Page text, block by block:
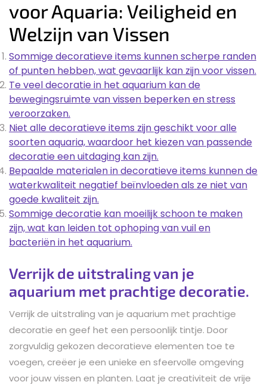
voor Aquaria: Veiligheid en
Welzijn van Vissen
Sommige decoratieve items kunnen scherpe randen
of punten hebben, wat gevaarlijk kan zijn voor vissen.
Te veel decoratie in het aquarium kan de
bewegingsruimte van vissen beperken en stress
veroorzaken.
Niet alle decoratieve items zijn geschikt voor alle
soorten aquaria, waardoor het kiezen van passende
decoratie een uitdaging kan zijn.
Bepaalde materialen in decoratieve items kunnen de
waterkwaliteit negatief beïnvloeden als ze niet van
goede kwaliteit zijn.
Sommige decoratie kan moeilijk schoon te maken
zijn, wat kan leiden tot ophoping van vuil en
bacteriën in het aquarium.
Verrijk de uitstraling van je
aquarium met prachtige decoratie.
Verrijk de uitstraling van je aquarium met prachtige
decoratie en geef het een persoonlijk tintje. Door
zorgvuldig gekozen decoratieve elementen toe te
voegen, creëer je een unieke en sfeervolle omgeving
voor jouw vissen en planten. Laat je creativiteit de vrije